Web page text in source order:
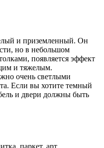
и приземленный. Он
но в небольшом
появляется эффект
и тяжелым.
очень светлыми
Если вы хотите темный
и двери должны быть